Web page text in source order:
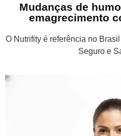
Mudanças de
emagrecimento
O Nutrifity é referência no
Seguro e